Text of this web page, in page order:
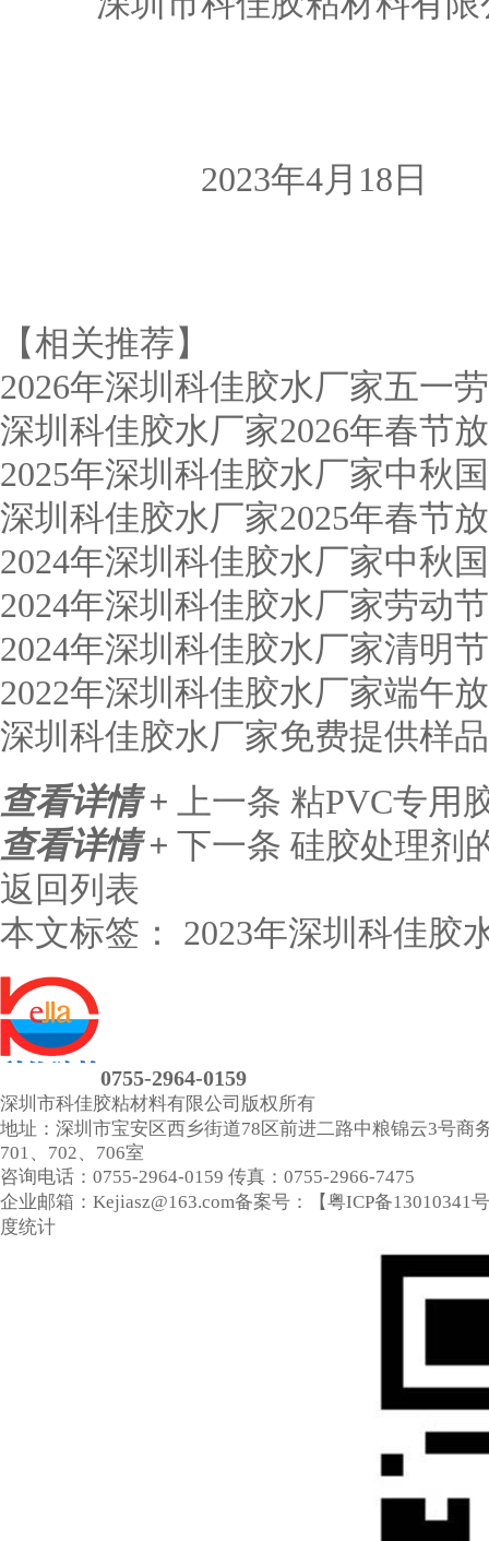
2023年4月18日
【相关推荐】
2026年深圳科佳胶水厂家五一
深圳科佳胶水厂家2026年春节
2025年深圳科佳胶水厂家中秋
深圳科佳胶水厂家2025年春节
2024年深圳科佳胶水厂家中秋
2024年深圳科佳胶水厂家劳动
2024年深圳科佳胶水厂家清明
2022年深圳科佳胶水厂家端午
深圳科佳胶水厂家免费提供样
查看详情 +
上一条 粘PVC专用
查看详情 + 下一条 硅胶处理剂
返回列表
本文标签： 2023年深圳科佳胶
0755-2964-0159
深圳市科佳胶粘材料有限公司 版权所有
地址：深圳市宝安区西乡街道78区前进二路中粮锦云3号商
701、702、706室
咨询电话：0755-2964-0159 传真：0755-2966-7475
企业邮箱：Kejiasz@163.com备案号：【粤ICP备13010341号
度统计